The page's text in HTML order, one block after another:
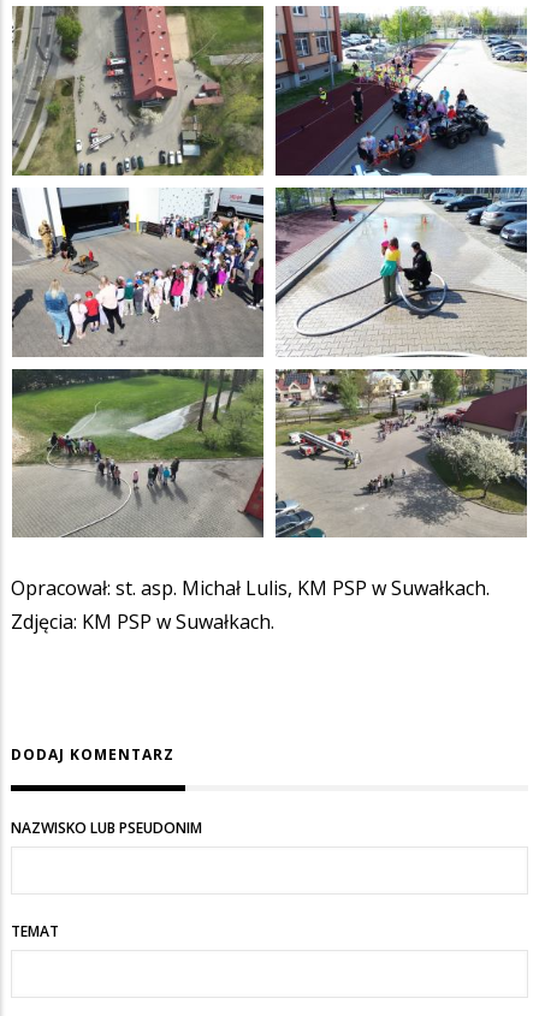
Opracował: st. asp. Michał Lulis, KM PSP w Suwałkach.
Zdjęcia: KM PSP w Suwałkach.
DODAJ KOMENTARZ
NAZWISKO LUB PSEUDONIM
TEMAT